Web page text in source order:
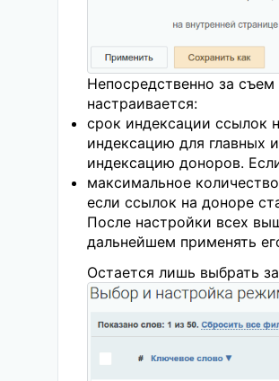
Непосредственно за
настраивается:
срок индексации ссылок
индексацию для главных
индексацию доноров.
максимальное
если ссылок на доноре
После настройки всех
дальнейшем применять
Остается лишь выбрать